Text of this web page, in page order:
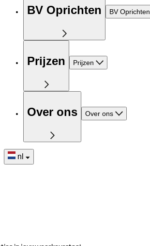
BV Oprichten BV Oprichten
Prijzen Prijzen
Over ons Over ons
nl